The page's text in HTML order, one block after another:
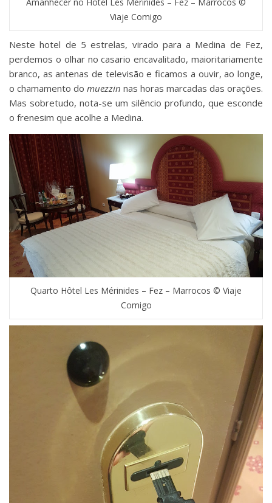
Amanhecer no Hôtel Les Mérinides – Fez – Marrocos ©
Viaje Comigo
Neste hotel de 5 estrelas, virado para a Medina de Fez,
perdemos o olhar no casario encavalitado, maioritariamente
branco, as antenas de televisão e ficamos a ouvir, ao longe,
o chamamento do muezzin nas horas marcadas das orações.
Mas sobretudo, nota-se um silêncio profundo, que esconde
o frenesim que acolhe a Medina.
Quarto Hôtel Les Mérinides – Fez – Marrocos © Viaje
Comigo